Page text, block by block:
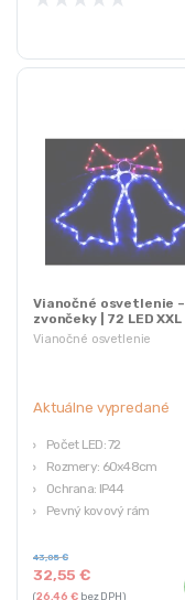
Vianočné osvetlenie
Vianočné osvetlenie –
zvončeky | 72 LED XXL
Aktuálne vypredané
Počet LED: 72
Rozmery: 60x48cm
Ochrana: IP44
Pevný kovový rám
32,55€
43,05€
(26,46€bez DPH)